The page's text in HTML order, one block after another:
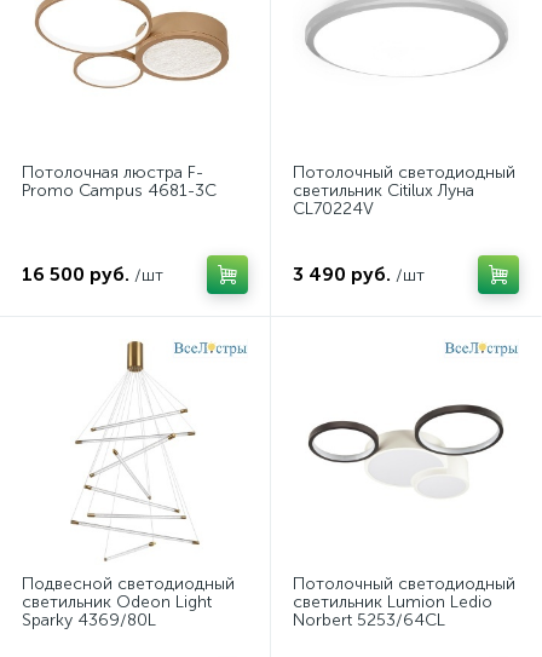
Потолочная люстра F-
Promo Campus 4681-3C
16 500 руб. /шт
Потолочный светодиодный
светильник Citilux Луна
CL70224V
3 490 руб. /шт
Подвесной светодиодный
светильник Odeon Light
Sparky 4369/80L
Потолочный светодиодный
светильник Lumion Ledio
Norbert 5253/64CL